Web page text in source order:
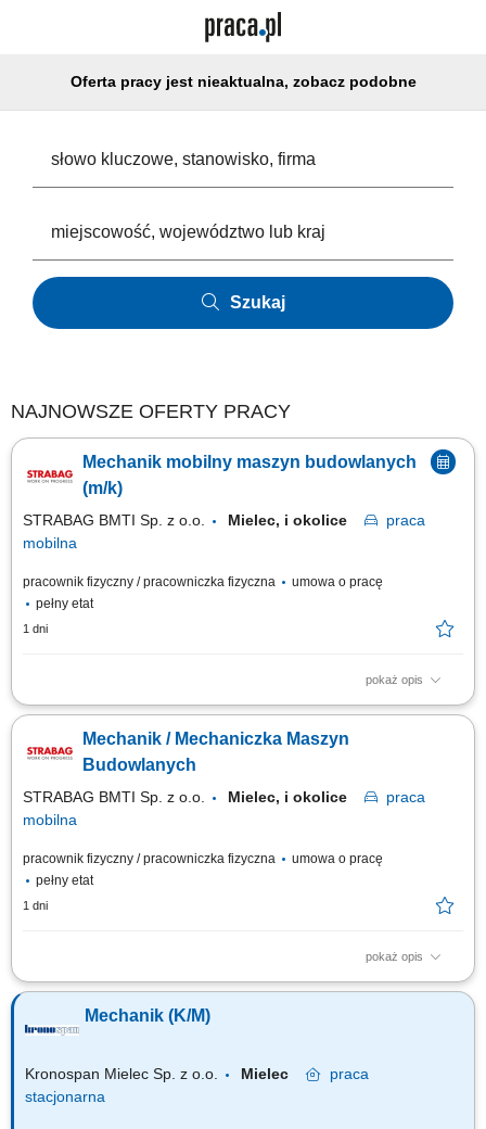
Oferta pracy jest nieaktualna, zobacz podobne
Szukaj
NAJNOWSZE OFERTY PRACY
Mechanik mobilny maszyn budowlanych
(m/k)
STRABAG BMTI Sp. z o.o. Mielec, i okolice
praca
mobilna
pracownik fizyczny / pracowniczka fizyczna
umowa o pracę
pełny etat
1 dni
pokaż opis
Twoja rola w STRABAG wykonywanie napraw i serwisów maszyn
wykonywanie napraw i serwisów drobnego sprzętu (m.in. zagęszczarki,
piły) prace modernizacyjne i konserwacyjne; dokonywanie przeglądów
Mechanik / Mechaniczka Maszyn
Budowlanych
STRABAG BMTI Sp. z o.o. Mielec, i okolice
praca
mobilna
pracownik fizyczny / pracowniczka fizyczna
umowa o pracę
pełny etat
1 dni
pokaż opis
Opis stanowiska wykonywanie napraw i serwisowanie maszyn
serwisowanie drobnego sprzętu, m.in. zagęszczarek i pilarek;
prowadzenie prac konserwacyjnych i modernizacyjnych maszyn;
Mechanik (K/M)
Kronospan Mielec Sp. z o.o. Mielec
praca
stacjonarna